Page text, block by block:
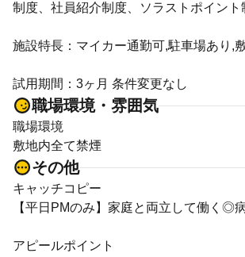
制度、社員紹介制度、ソラストポイント
施設特長：マイカー通勤可,駐車場あり,
試用期間：3ヶ月 条件変更なし
職場環境・雰囲気
職場環境
敷地内全て禁煙
その他
キャッチコピー
【平日PMのみ】家庭と両立して働く◎
アピールポイント